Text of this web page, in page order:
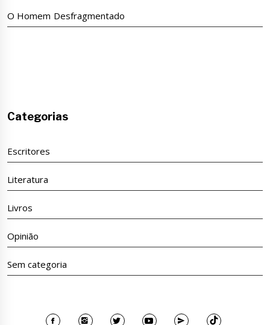
O Homem Desfragmentado
Categorias
Escritores
Literatura
Livros
Opinião
Sem categoria